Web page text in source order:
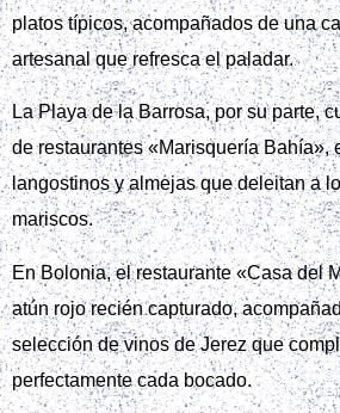
platos típicos, acompañados de una
artesanal que refresca el paladar.
La Playa de la Barrosa, por su parte,
de restaurantes «Marisquería Bahía»,
langostinos y almejas que deleitan a
mariscos.
En Bolonia, el restaurante «Casa del
atún rojo recién capturado,
selección de vinos de Jerez que
perfectamente cada bocado.